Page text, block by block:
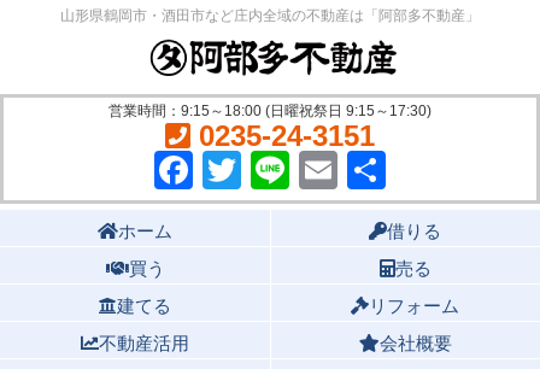
山形県鶴岡市・酒田市など庄内全域の不動産は「阿部多不動産」
営業時間：9:15～18:00 (日曜祝祭日 9:15～17:30)
0235-24-3151
Facebook
Twitter
LineEmail
有
ホーム
借りる
買う
売る
建てる
リフォーム
不動産活用
会社概要